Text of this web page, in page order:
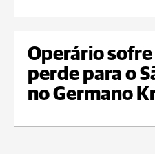
Operário sofre
perde para o
no Germano